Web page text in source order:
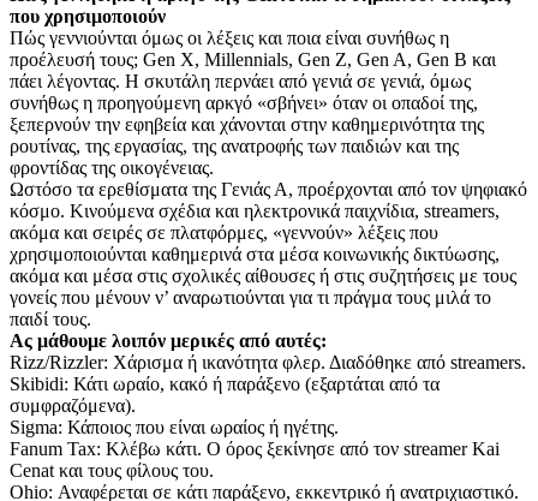
που χρησιμοποιούν
Πώς γεννιούνται όμως οι λέξεις και ποια είναι συνήθως η
προέλευσή τους; Gen X, Millennials, Gen Z, Gen A, Gen B και
πάει λέγοντας. Η σκυτάλη περνάει από γενιά σε γενιά, όμως
συνήθως η προηγούμενη αρκγό «σβήνει» όταν οι οπαδοί της,
ξεπερνούν την εφηβεία και χάνονται στην καθημερινότητα της
ρουτίνας, της εργασίας, της ανατροφής των παιδιών και της
φροντίδας της οικογένειας.
Ωστόσο τα ερεθίσματα της Γενιάς Α, προέρχονται από τον ψηφιακό
κόσμο. Κινούμενα σχέδια και ηλεκτρονικά παιχνίδια, streamers,
ακόμα και σειρές σε πλατφόρμες, «γεννούν» λέξεις που
χρησιμοποιούνται καθημερινά στα μέσα κοινωνικής δικτύωσης,
ακόμα και μέσα στις σχολικές αίθουσες ή στις συζητήσεις με τους
γονείς που μένουν ν’ αναρωτιούνται για τι πράγμα τους μιλά το
παιδί τους.
Ας μάθουμε λοιπόν μερικές από αυτές:
Rizz/Rizzler: Χάρισμα ή ικανότητα φλερ. Διαδόθηκε από streamers.
Skibidi: Κάτι ωραίο, κακό ή παράξενο (εξαρτάται από τα
συμφραζόμενα).
Sigma: Κάποιος που είναι ωραίος ή ηγέτης.
Fanum Tax: Κλέβω κάτι. Ο όρος ξεκίνησε από τον streamer Kai
Cenat και τους φίλους του.
Ohio: Αναφέρεται σε κάτι παράξενο, εκκεντρικό ή ανατριχιαστικό.